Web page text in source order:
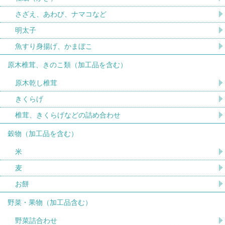
さざえ、あわび、ナマコなど
明太子
魚すり身揚げ、かまぼこ
原木椎茸、きのこ類（加工品を含む）
原木乾し椎茸
きくらげ
椎茸、きくらげなどの詰め合わせ
穀物（加工品を含む）
米
麦
お餅
野菜・果物（加工品含む）
野菜詰合わせ